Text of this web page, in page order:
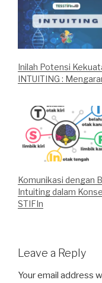
Inilah Potensi
INTUITING :
Komunikasi dengan
Intuiting dalam
STIFIn
Leave a Reply
Your email address